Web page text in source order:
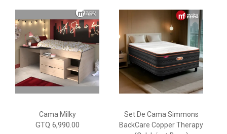
Cama Milky
GTQ 6,990.00
Set De Cama Simmons
BackCare Copper Therapy